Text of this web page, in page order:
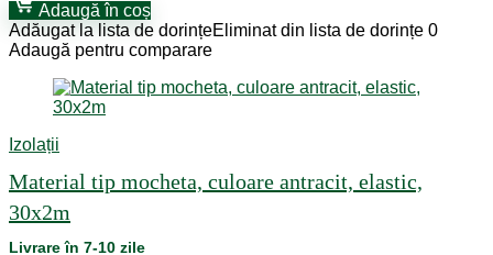
Adaugă în coș
Adăugat la lista de dorințeEliminat din lista de dorințe 0
Adaugă pentru comparare
Izolații
Material tip mocheta, culoare antracit, elastic,
30x2m
Livrare în 7-10 zile